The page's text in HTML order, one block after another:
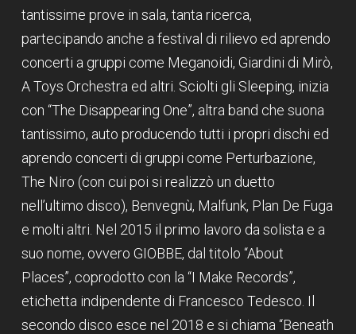
tantissime prove in sala, tanta ricerca,
partecipando anche a festival di rilievo ed aprendo
concerti a gruppi come Meganoidi, Giardini di Mirò,
A Toys Orchestra ed altri. Sciolti gli Sleeping, inizia
con “The Disappearing One”, altra band che suona
tantissimo, auto producendo tutti i propri dischi ed
aprendo concerti di gruppi come Perturbazione,
The Niro (con cui poi si realizzò un duetto
nell’ultimo disco), Benvegnù, Malfunk, Plan De Fuga
e molti altri. Nel 2015 il primo lavoro da solista e a
suo nome, ovvero GIOBBE, dal titolo “About
Places”, coprodotto con la “I Make Records”,
etichetta indipendente di Francesco Tedesco. Il
secondo disco esce nel 2018 e si chiama “Beneath